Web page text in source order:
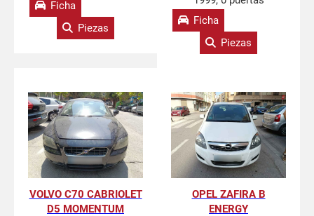
Ficha
Piezas
Ficha
Piezas
VOLVO C70 CABRIOLET
D5 MOMENTUM
OPEL ZAFIRA B
ENERGY